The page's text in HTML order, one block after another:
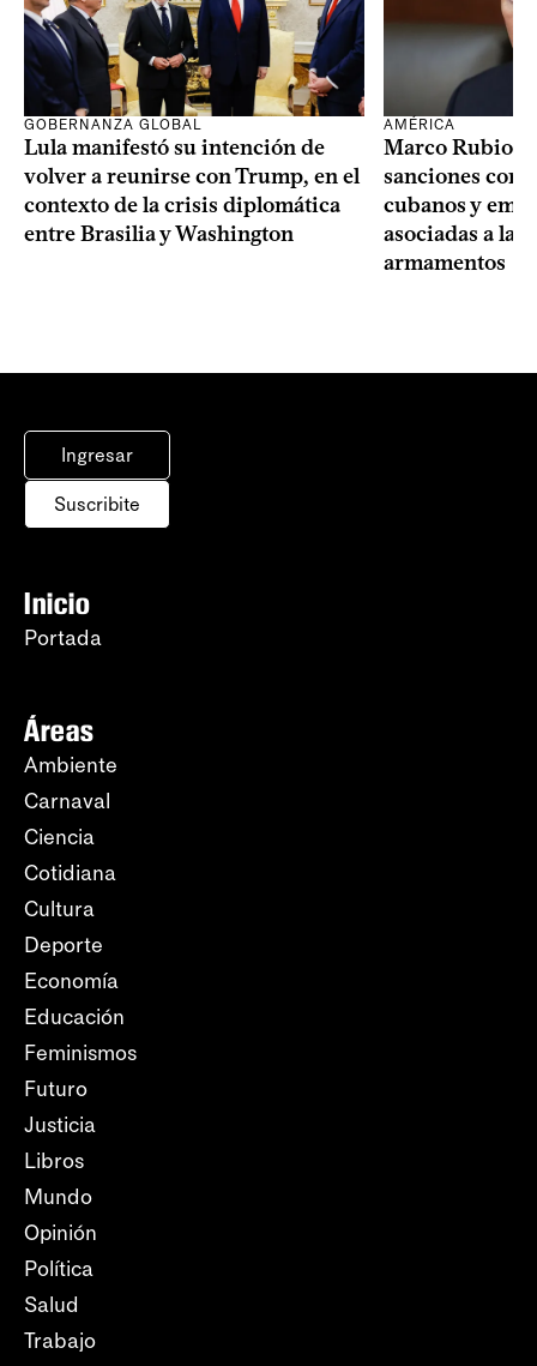
GOBERNANZA GLOBAL
Lula manifestó su intención de
volver a reunirse con Trump, en el
contexto de la crisis diplomática
entre Brasilia y Washington
AMÉRICA
Marco Rubio
sanciones
cubanos y
asociadas a la
armamentos
Ingresar
Suscribite
Inicio
Portada
Áreas
Ambiente
Carnaval
Ciencia
Cotidiana
Cultura
Deporte
Economía
Educación
Feminismos
Futuro
Justicia
Libros
Mundo
Opinión
Política
Salud
Trabajo